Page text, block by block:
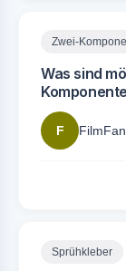
Zwei-
Was sind
F
Sprühkleber